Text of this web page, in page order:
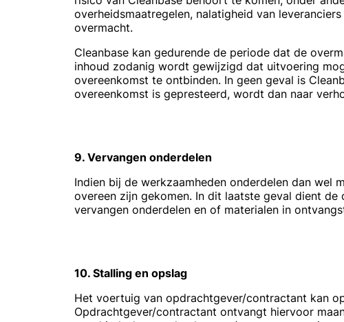
overheidsmaatregelen, nalatigheid van
overmacht.
Cleanbase kan gedurende de periode dat de
inhoud zodanig wordt gewijzigd dat uitvoering
overeenkomst te ontbinden. In geen geval is
overeenkomst is gepresteerd, wordt dan naar
9. Vervangen onderdelen
Indien bij de werkzaamheden onderdelen dan wel
overeen zijn gekomen. In dit laatste geval dient
vervangen onderdelen en of materialen in
10. Stalling en opslag
Het voertuig van opdrachtgever/contractant kan
Opdrachtgever/contractant ontvangt hiervoor